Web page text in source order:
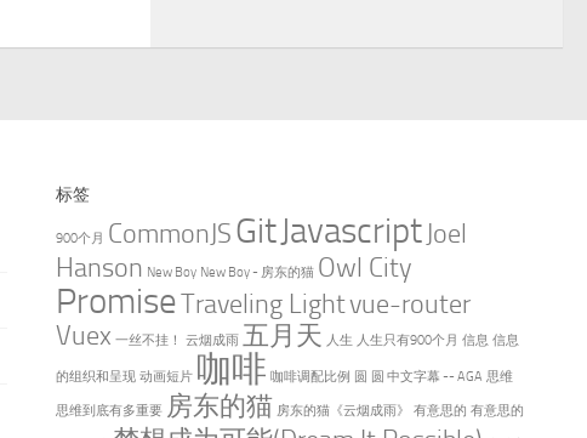
标签
900个月 CommonJSGitJavascript Joel
Hanson New Boy New Boy - 房东的猫 Owl City
PromiseTraveling Lightvue-router
Vuex 一丝不挂！ 云烟成雨 五月天 人生 人生只有900个月 信息 信息
的组织和呈现 动画短片 咖啡 咖啡调配比例 圆 圆 中文字幕 -- AGA 思维
思维到底有多重要 房东的猫 房东的猫《云烟成雨》 有意思的 有意思的